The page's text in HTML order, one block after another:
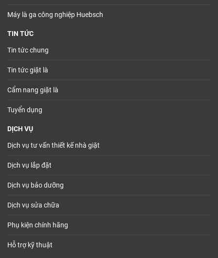
Máy là ga công nghiệp Huebsch
TIN TỨC
Tin tức chung
Tin tức giặt là
Cẩm nang giặt là
Tuyển dụng
DỊCH VỤ
Dịch vụ tư vấn thiết kế nhà giặt
Dịch vụ lắp đặt
Dịch vụ bảo dưỡng
Dịch vụ sửa chữa
Phụ kiện chính hãng
Hỗ trợ kỹ thuật